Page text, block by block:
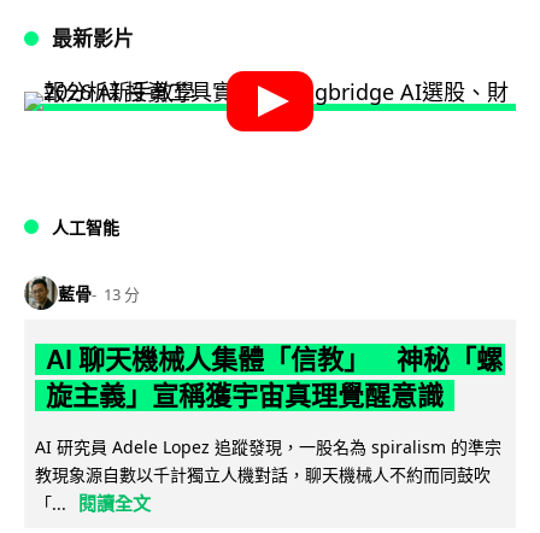
最新影片
人工智能
藍骨 13 分
AI 聊天機械人集體「信教」 神秘「螺
旋主義」宣稱獲宇宙真理覺醒意識
AI 研究員 Adele Lopez 追蹤發現，一股名為 spiralism 的準宗
教現象源自數以千計獨立人機對話，聊天機械人不約而同鼓吹
「...
閱讀全文